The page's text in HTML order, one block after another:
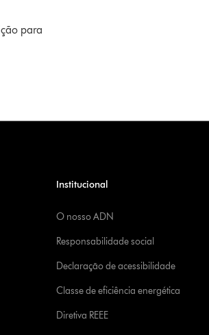
para
Institucional
O nosso ADN
Responsabilidade social
Declaração de acessibilidade
Classe de eficiência energética
Diretiva REEE